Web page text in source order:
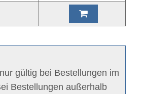
gültig bei Bestellungen im
Bestellungen außerhalb